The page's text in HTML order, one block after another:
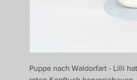
Puppe nach Waldorfart - Lilli